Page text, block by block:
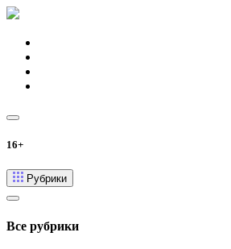
16+
Рубрики
Все рубрики